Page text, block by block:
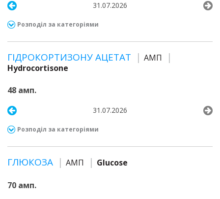
31.07.2026
Розподіл за категоріями
ГІДРОКОРТИЗОНУ АЦЕТАТ
АМП
Hydrocortisone
48 амп.
31.07.2026
Розподіл за категоріями
ГЛЮКОЗА АМП Glucose
70 амп.